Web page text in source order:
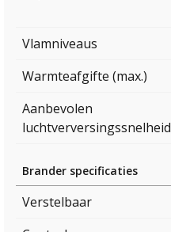
Vlamniveaus
Warmteafgifte (max.)
Aanbevolen
luchtverversingssnelheid
Brander specificaties
Verstelbaar